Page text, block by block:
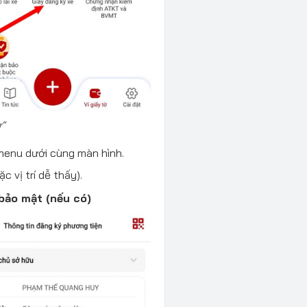
dưới cùng màn hình.
vị trí dễ thấy).
mật (nếu có)